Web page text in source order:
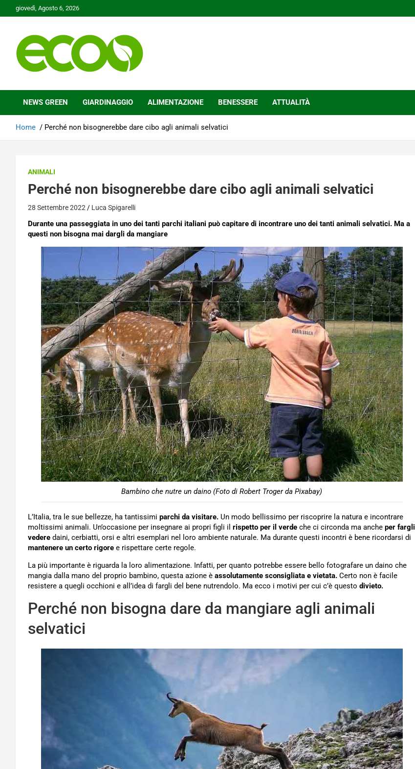
to
giovedì, Agosto 6, 2026
Ecoo.it
NEWS GREEN GIARDINAGGIO ALIMENTAZIONE BENESSERE ATTUALITÀ
Home Perché non bisognerebbe dare cibo agli animali selvatici
ANIMALI
Perché non bisognerebbe dare cibo agli animali selvatici
28 Settembre 2022 Luca Spigarelli
Durante una passeggiata in uno dei tanti parchi italiani può capitare di incontrare uno dei tanti animali selvatici. Ma a
questi non bisogna mai dargli da mangiare
Bambino che nutre un daino (Foto di Robert Troger da Pixabay)
L’Italia, tra le sue bellezze, ha tantissimi parchi da visitare. Un modo bellissimo per riscoprire la natura e incontrare
moltissimi animali. Un’occasione per insegnare ai propri figli il rispetto per il verde che ci circonda ma anche per fargli
vedere daini, cerbiatti, orsi e altri esemplari nel loro ambiente naturale. Ma durante questi incontri è bene ricordarsi di
mantenere un certo rigore e rispettare certe regole.
La più importante è riguarda la loro alimentazione. Infatti, per quanto potrebbe essere bello fotografare un daino che
mangia dalla mano del proprio bambino, questa azione è assolutamente sconsigliata e vietata. Certo non è facile
resistere a quegli occhioni e all’idea di fargli del bene nutrendolo. Ma ecco i motivi per cui c’è questo divieto.
Perché non bisogna dare da mangiare agli animali
selvatici